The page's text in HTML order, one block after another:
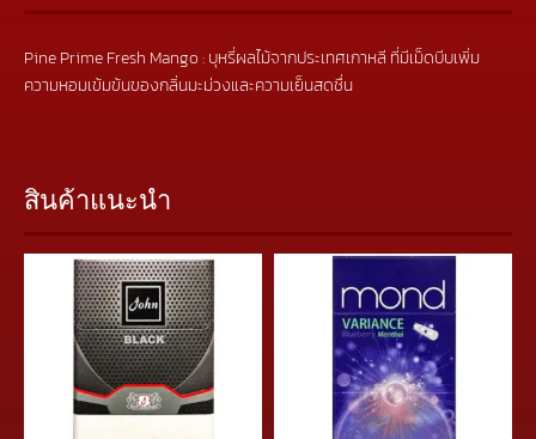
Pine Prime Fresh Mango : บุหรี่ผลไม้จากประเทศเกาหลี ที่มีเม็ดบีบเพิ่ม
ความหอมเข้มข้นของกลิ่นมะม่วงและความเย็นสดชื่น
สินค้าแนะนำ